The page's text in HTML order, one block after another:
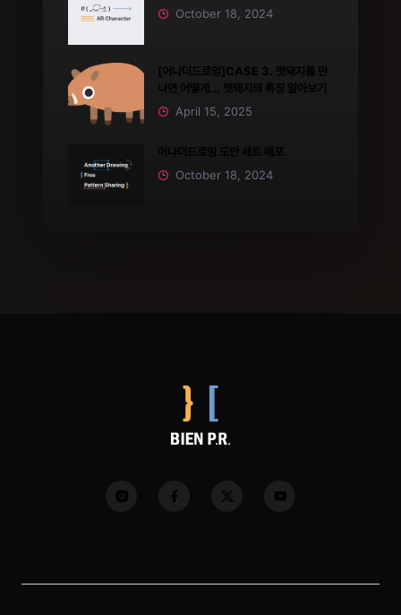
October 18, 2024
[어나더드로잉]CASE 3. 멧돼지를 만
나면 어떻게... 멧돼지의 특징 알아보기
April 15, 2025
October 18, 2024